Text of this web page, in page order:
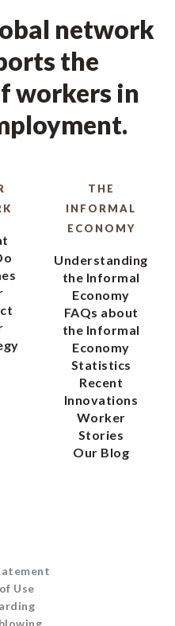
network
the
workers in
THE
INFORMAL
ECONOMY
Understanding
the Informal
Economy
FAQs about
the Informal
Economy
Statistics
Recent
Innovations
Worker
Stories
Our Blog
Use